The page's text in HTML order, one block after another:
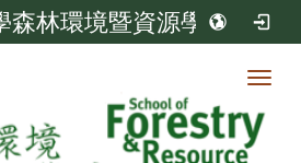
森林環境暨資源學系